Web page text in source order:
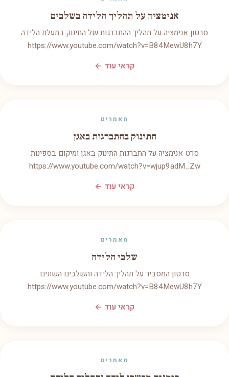
אנימציה על תהליך הלידה בשלבים
סרטון אנימציה על תהליך ההתברגות של התינוק בתעלת הלידה
https://www.youtube.com/watch?v=B84MewU8h7Y
קראי עוד ←
מאמרים
התינוק בהתברגות באגן
סרט אנימציה על התברגות התינוק באגן ומיקום בספינות
https://www.youtube.com/watch?v=wjup9adM_Zw
קראי עוד ←
מאמרים
שלבי הלידה
סרטון המסביר על תהליך הלידה והשלבים השונים
https://www.youtube.com/watch?v=B84MewU8h7Y
קראי עוד ←
מאמרים